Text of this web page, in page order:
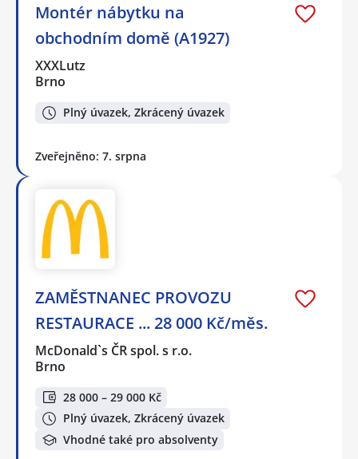
Montér nábytku na
obchodním domě (A1927)
XXXLutz
Brno
Plný úvazek, Zkrácený úvazek
Zveřejněno: 7. srpna
ZAMĚSTNANEC PROVOZU
RESTAURACE ... 28 000 Kč/měs.
McDonald`s ČR spol. s r.o.
Brno
28 000 – 29 000 Kč
Plný úvazek, Zkrácený úvazek
Vhodné také pro absolventy